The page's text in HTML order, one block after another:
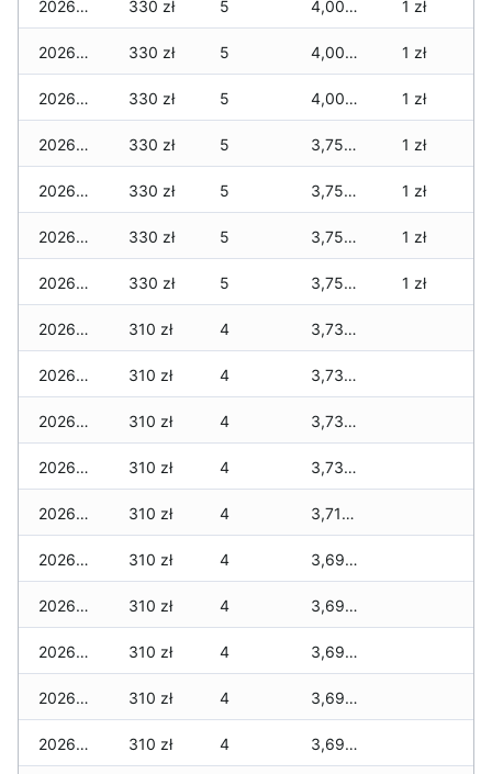
2026-07-20 330 zł 5 4,000 zł 1 zł
2026-07-18 330 zł 5 4,000 zł 1 zł
2026-07-17 330 zł 5 4,000 zł 1 zł
2026-07-16 330 zł 5 3,750 zł 1 zł
2026-07-15 330 zł 5 3,750 zł 1 zł
2026-07-14 330 zł 5 3,750 zł 1 zł
2026-07-13 330 zł 5 3,750 zł 1 zł
2026-07-12 310 zł 4 3,730 zł
2026-07-11 310 zł 4 3,730 zł
2026-07-10 310 zł 4 3,730 zł
2026-07-09 310 zł 4 3,730 zł
2026-07-08 310 zł 4 3,710 zł
2026-07-07 310 zł 4 3,690 zł
2026-07-06 310 zł 4 3,690 zł
2026-07-05 310 zł 4 3,690 zł
2026-07-04 310 zł 4 3,690 zł
2026-07-03 310 zł 4 3,690 zł